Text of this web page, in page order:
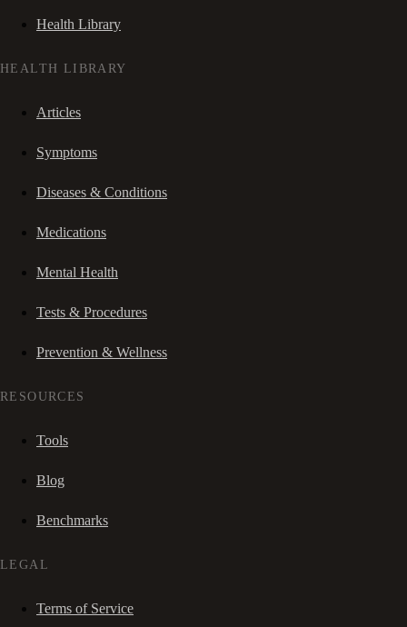
Health Library
HEALTH LIBRARY
Articles
Symptoms
Diseases & Conditions
Medications
Mental Health
Tests & Procedures
Prevention & Wellness
RESOURCES
Tools
Blog
Benchmarks
LEGAL
Terms of Service